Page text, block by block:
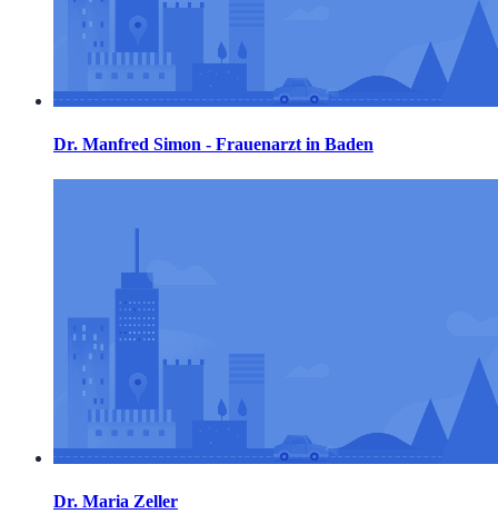
Dr. Manfred Simon - Frauenarzt in Baden
Dr. Maria Zeller